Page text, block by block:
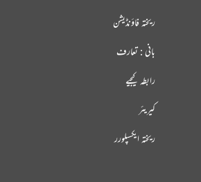
ریختہ فاؤنڈیشن
بانی : تعارف
رابطہ کیجیے
کیریئر
ریختہ ایکسپلورر